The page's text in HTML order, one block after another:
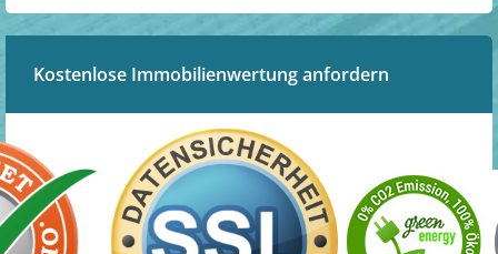
Kostenlose Immobilienwertung anfordern